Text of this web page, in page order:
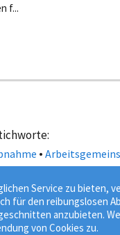
f...
•
Service zu bieten,
für den reibungslosen
anzubieten.
von Cookies zu.